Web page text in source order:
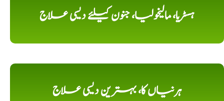
ہسٹریا، مالیخولیا، جنون کیلئے دیسی علاج
ہرنیاں کا، بہترین دیسی علاج